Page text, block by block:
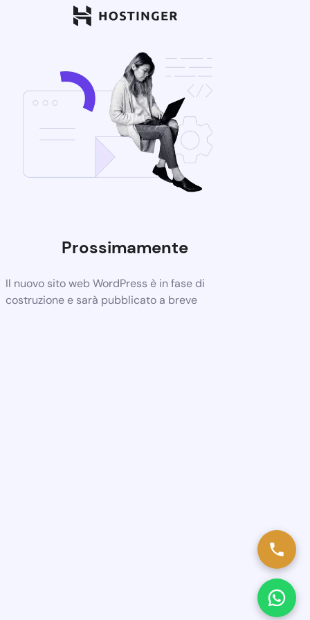
Prossimamente
Il nuovo sito web WordPress è in fase di
costruzione e sarà pubblicato a breve